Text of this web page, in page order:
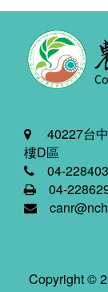
40227台中
樓D區
04-
04-
Copyright ©